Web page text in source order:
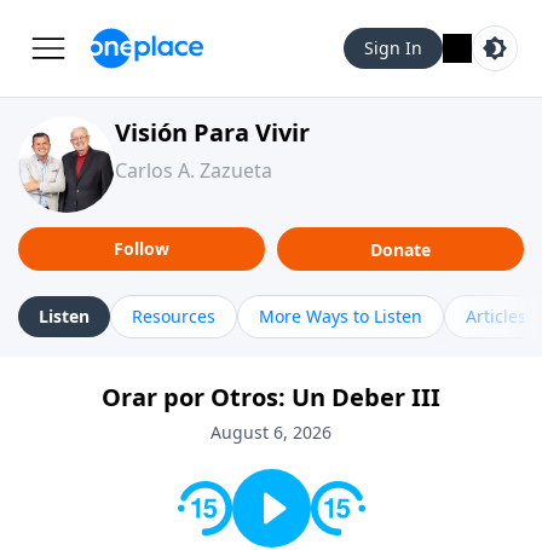
Sign In
Visión Para Vivir
Carlos A. Zazueta
Follow Donate
Listen Resources More Ways to Listen Articles
Orar por Otros: Un Deber III
August 6, 2026